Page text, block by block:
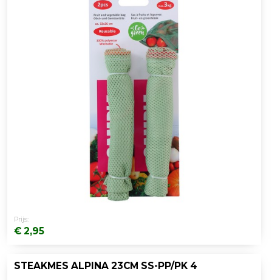
Prijs:
€ 2,95
STEAKMES ALPINA 23CM SS-PP/PK 4